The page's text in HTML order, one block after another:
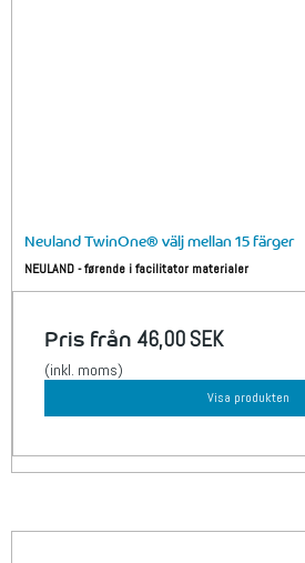
Neuland TwinOne® välj mellan 15 färger
NEULAND - førende i facilitator materialer
Pris från 46,00 SEK
(inkl. moms)
Visa produkten